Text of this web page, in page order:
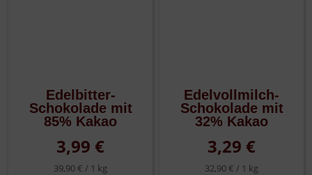
Edelbitter-
Schokolade mit
85% Kakao
3,99 €
39,90 € / 1 kg
Edelvollmilch-
Schokolade mit
32% Kakao
3,29 €
32,90 € / 1 kg